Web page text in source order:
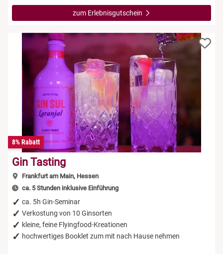
zum Erlebnisgutschein
8% Rabatt
Gin Tasting
Frankfurt am Main, Hessen
ca. 5 Stunden inklusive Einführung
ca. 5h Gin-Seminar
Verkostung von 10 Ginsorten
kleine, feine Flyingfood-Kreationen
hochwertiges Booklet zum mit nach Hause nehmen